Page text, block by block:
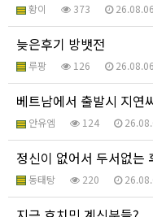
황이 373 26.08.06
늦은후기 방뱃전
루팡 126 26.08.06
베트남에서 출발시 지연
안유엠 124
정신이 없어서 두서없는
동태탕 220